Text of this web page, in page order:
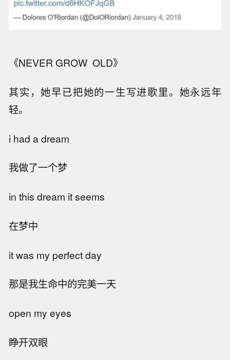
《NEVER GROW OLD》
其实，她早已把她的一生写进歌里。她永远年
轻。
i had a dream
我做了一个梦
in this dream it seems
在梦中
it was my perfect day
那是我生命中的完美一天
open my eyes
睁开双眼